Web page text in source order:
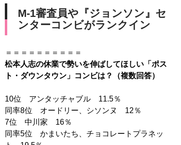
M-1審査員や『ジョンソン』セ
ンターコンビがランクイン
松本人志の休業で勢いを伸ばしてほしい「ポス
ト・ダウンタウン」コンビは？（複数回答）
10位 アンタッチャブル 11.5％
同率8位 オードリー、シソンヌ 12％
7位 中川家 16％
同率5位 かまいたち、チョコレートプラネッ